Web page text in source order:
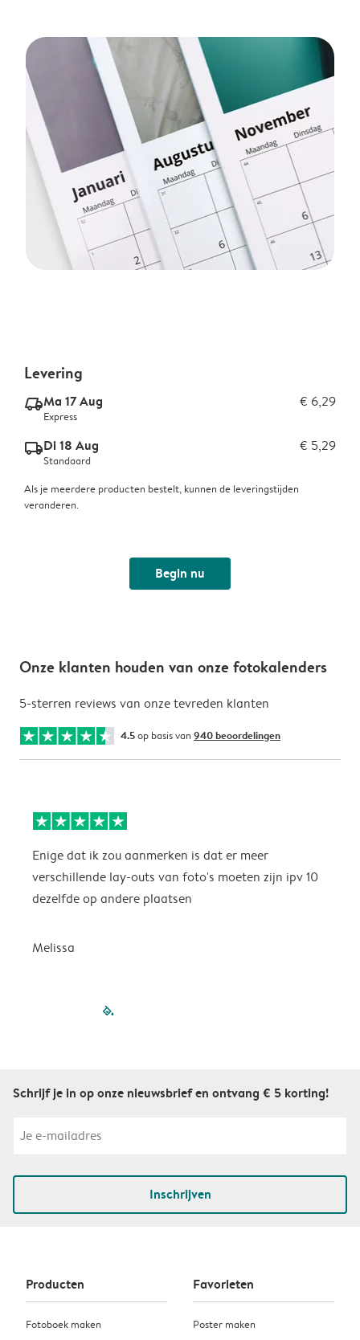
Levering
delivery_express_v2Ma 17 Aug € 6,29
Express
delivery_standard_v2Di 18 Aug € 5,29
Standaard
Als je meerdere producten bestelt, kunnen de leveringstijden
veranderen.
Begin nu
Onze klanten houden van onze fotokalenders
5-sterren reviews van onze tevreden klanten
4.5op basis van 940 beoordelingen
Enige dat ik zou aanmerken is dat er meer
verschillende lay-outs van foto's moeten zijn ipv 10
dezelfde op andere plaatsen
Melissa
filled-pagination
Schrijf je in op onze nieuwsbrief en ontvang € 5 korting!
Inschrijven
Producten
Fotoboek maken
Favorieten
Poster maken